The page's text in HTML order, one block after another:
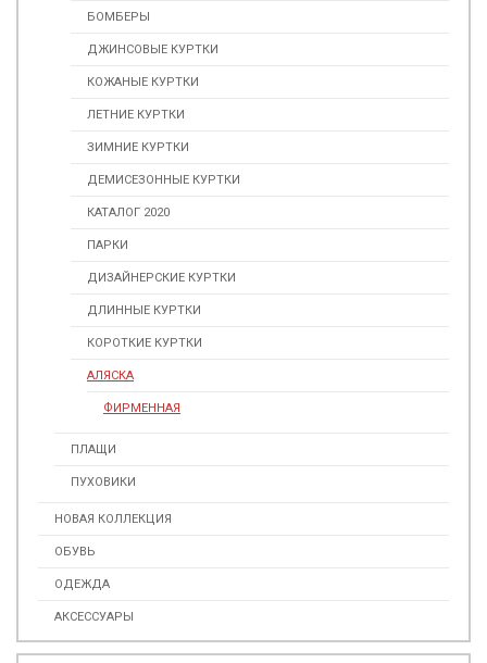
БОМБЕРЫ
ДЖИНСОВЫЕ КУРТКИ
КОЖАНЫЕ КУРТКИ
ЛЕТНИЕ КУРТКИ
ЗИМНИЕ КУРТКИ
ДЕМИСЕЗОННЫЕ КУРТКИ
КАТАЛОГ 2020
ПАРКИ
ДИЗАЙНЕРСКИЕ КУРТКИ
ДЛИННЫЕ КУРТКИ
КОРОТКИЕ КУРТКИ
АЛЯСКА
ФИРМЕННАЯ
ПЛАЩИ
ПУХОВИКИ
НОВАЯ КОЛЛЕКЦИЯ
ОБУВЬ
ОДЕЖДА
АКСЕССУАРЫ